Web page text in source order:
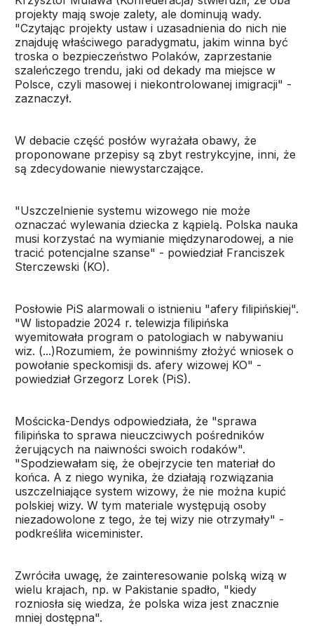
projekty mają swoje zalety, ale dominują wady.
"Czytając projekty ustaw i uzasadnienia do nich nie
znajduję właściwego paradygmatu, jakim winna być
troska o bezpieczeństwo Polaków, zaprzestanie
szaleńczego trendu, jaki od dekady ma miejsce w
Polsce, czyli masowej i niekontrolowanej imigracji" -
zaznaczył.
W debacie część posłów wyrażała obawy, że
proponowane przepisy są zbyt restrykcyjne, inni, że
są zdecydowanie niewystarczające.
"Uszczelnienie systemu wizowego nie może
oznaczać wylewania dziecka z kąpielą. Polska nauka
musi korzystać na wymianie międzynarodowej, a nie
tracić potencjalne szanse" - powiedział Franciszek
Sterczewski (KO).
Posłowie PiS alarmowali o istnieniu "afery filipińskiej".
"W listopadzie 2024 r. telewizja filipińska
wyemitowała program o patologiach w nabywaniu
wiz. (...)Rozumiem, że powinniśmy złożyć wniosek o
powołanie speckomisji ds. afery wizowej KO" -
powiedział Grzegorz Lorek (PiS).
Mościcka-Dendys odpowiedziała, że "sprawa
filipińska to sprawa nieuczciwych pośredników
żerujących na naiwności swoich rodaków".
"Spodziewałam się, że obejrzycie ten materiał do
końca. A z niego wynika, że działają rozwiązania
uszczelniające system wizowy, że nie można kupić
polskiej wizy. W tym materiale występują osoby
niezadowolone z tego, że tej wizy nie otrzymały" -
podkreśliła wiceminister.
Zwróciła uwagę, że zainteresowanie polską wizą w
wielu krajach, np. w Pakistanie spadło, "kiedy
rozniosła się wiedza, że polska wiza jest znacznie
mniej dostępna".